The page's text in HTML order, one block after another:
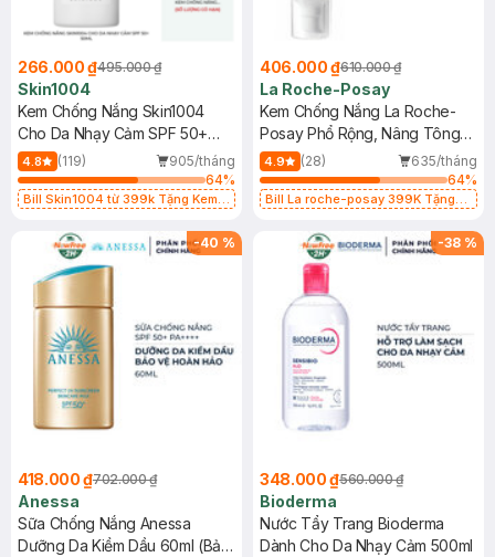
266.000 ₫495.000 ₫
Skin1004
Kem Chống Nắng Skin1004
Cho Da Nhạy Cảm SPF 50+
50ml
4.8 (119)
905/tháng
64%
Bill Skin1004 từ 399k Tặng Kem
SPF 50+ 20ml (SL Có Hạn)
406.000 ₫610.000 ₫
La Roche-Posay
Kem Chống Nắng La Roche-
Posay Phổ Rộng, Nâng Tông
Kiềm Dầu 50ml
4.9 (28)
635/tháng
64%
Bill La roche-posay 399K Tặng
(SL có hạn)
-40 %
418.000 ₫702.000 ₫
Anessa
Sữa Chống Nắng Anessa
Dưỡng Da Kiềm Dầu 60ml (Bản
-38 %
348.000 ₫560.000 ₫
Bioderma
Nước Tẩy Trang Bioderma
Dành Cho Da Nhạy Cảm 500ml